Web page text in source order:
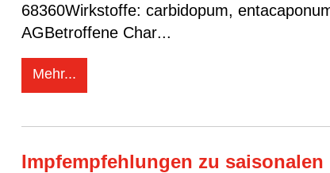
68360Wirkstoffe: carbidopum,
AGBetroffene Char...
Mehr...
Impfempfehlungen zu